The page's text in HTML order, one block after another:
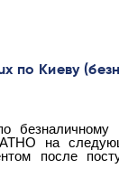
по Киеву
безналичному
на
после